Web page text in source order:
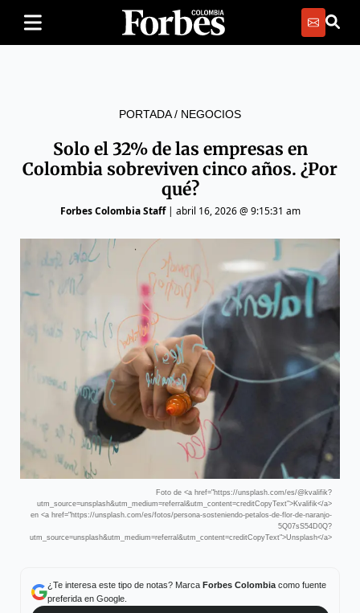
PORTADA/ NEGOCIOS
Solo el 32% de las empresas en
Colombia sobreviven cinco años. ¿Por
qué?
Forbes Colombia Staff| abril 16, 2026 @ 9:15:31 am
Foto de <a href="https://unsplash.com/es/@kvalifik?
utm_source=unsplash&utm_medium=referral&utm_content=creditCopyText">Kvalifik</a>
en <a href="https://unsplash.com/es/fotos/persona-sosteniendo-petalos-de-flor-de-naranjo-
5Q07sS54D0Q?
utm_source=unsplash&utm_medium=referral&utm_content=creditCopyText">Unsplash</a>
¿Te interesa este tipo de notas? Marca Forbes Colombiacomo fuente
preferida en Google.